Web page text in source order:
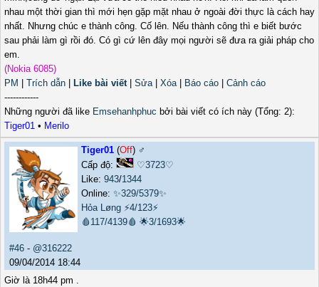
nhau một thời gian thì mới hẹn gặp mặt nhau ở ngoài đời thực là cách hay
nhất. Nhưng chúc e thành công. Cố lên. Nếu thành công thì e biết bước
sau phải làm gì rồi đó. Có gì cứ lên đây mọi người sẽ đưa ra giải pháp cho
em.
(Nokia 6085)
PM
Trích dẫn Like bài viết| Sửa| Xóa| Báo cáo
Cảnh cáo
------------
Những người đã like Emsehanhphuc bởi bài viết có ích này (Tổng: 2):
Tiger01 • Merilo
Tiger01 (Off) ♂️
Cấp độ:
♡3723♡
Like:943/1344
Online:✨329/5379✨
Hỏa Løng ⚡4/123⚡
🩸117/4139🩸 🌟3/1693🌟
#46 - @316222
09/04/2014 18:44
Giờ là 18h44 pm .